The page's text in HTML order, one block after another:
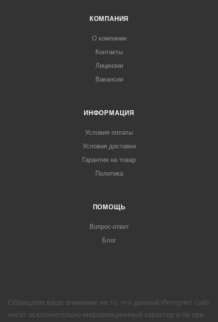
КОМПАНИЯ
О компании
Контакты
Лицензии
Вакансии
ИНФОРМАЦИЯ
Условия оплаты
Условия доставки
Гарантия на товар
Политика
ПОМОЩЬ
Вопрос-ответ
Блог
Обращаем ваше внимание на то, что данный Интернет сайт
носит исключительно информационный характер и ни при